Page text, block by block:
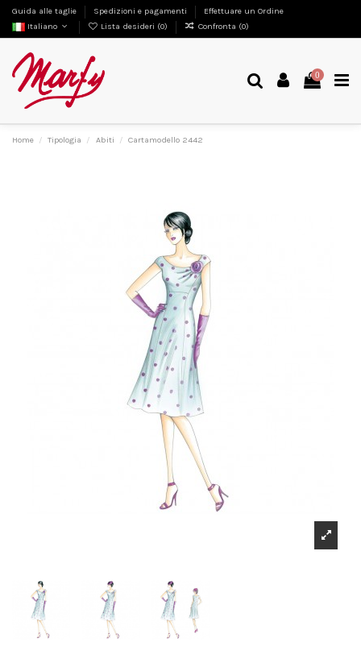
Guida alle taglie Spedizioni e pagamenti
Effettuare un Ordine
Italiano
Lista desideri (0) Confronta (0)
0
Home Tipologia Abiti Cartamodello 2442